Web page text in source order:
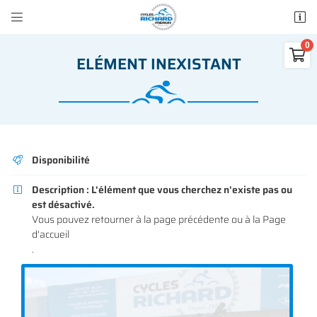
 
01 64 34 07 57

Adresse email de réception
Rafraîchir le captcha
ELÉMENT INEXISTANT
 Disponibilité
 Description : L'élément que vous cherchez n'existe pas ou
est désactivé.
Vous pouvezretourner à la page précédente ou à la Page
d'accueil
.